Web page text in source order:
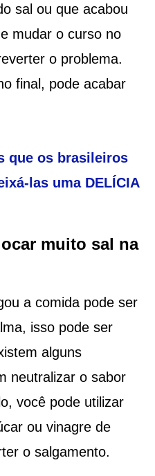
sal ou que acabou
mudar o curso no
o problema.
final, pode acabar
que os brasileiros
las uma DELÍCIA
muito sal na
a comida pode ser
isso pode ser
alguns
neutralizar o sabor
você pode utilizar
ou vinagre de
o salgamento.